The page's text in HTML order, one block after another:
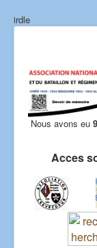
irdle
Nous avons eu
Acces